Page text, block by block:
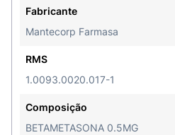
Fabricante
Mantecorp Farmasa
RMS
1.0093.0020.017-1
Composição
BETAMETASONA 0.5MG